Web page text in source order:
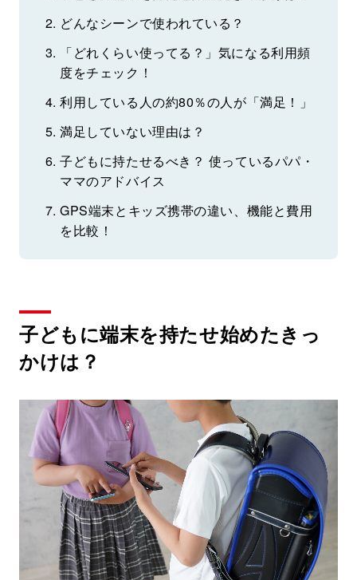
どんなシーンで使われている？
「どれくらい使ってる？」気になる利用頻
度をチェック！
利用している人の約80％の人が「満足！」
満足していない理由は？
子どもに持たせるべき？ 使っているパパ・
ママのアドバイス
GPS端末とキッズ携帯の違い、機能と費用
を比較！
子どもに端末を持たせ始めたきっ
かけは？